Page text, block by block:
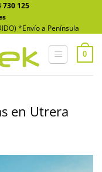
730 125
*Envío a Península
0
en Utrera